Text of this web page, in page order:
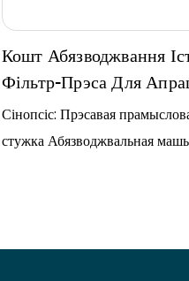
Кошт Абязводжвання
Фільтр-Прэса Для
Асадка
Сінопсіс: Прэсавая
стужка Абязводжвальная
сцёкавых вод Асаблівасці: 1.